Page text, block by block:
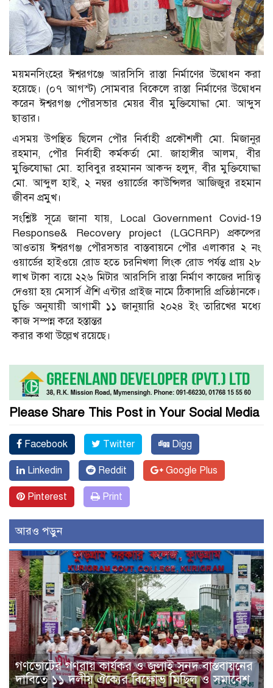
ময়মনসিংহের ঈশ্বরগঞ্জে আরসিসি রাস্তা নির্মাণের উদ্বোধন করা
হয়েছে। (০৭ আগস্ট) সোমবার বিকেলে রাস্তা নির্মাণের উদ্বোধন
করেন ঈশ্বরগঞ্জ পৌরসভার মেয়র বীর মুক্তিযোদ্ধা মো. আব্দুস
ছাত্তার।
এসময় উপস্থিত ছিলেন পৌর নির্বাহী প্রকৌশলী মো. মিজানুর
রহমান, পৌর নির্বাহী কর্মকর্তা মো. জাহাঙ্গীর আলম, বীর
মুক্তিযোদ্ধা মো. হাবিবুর রহমানন আকন্দ হলুদ, বীর মুক্তিযোদ্ধা
মো. আব্দুল হাই, ২ নম্বর ওয়ার্ডের কাউন্সিলর আজিজুর রহমান
জীবন প্রমুখ।
সংশ্লিষ্ট সূত্রে জানা যায়, Local Government Covid-19
Response& Recovery project (LGCRRP) প্রকল্পের
আওতায় ঈশ্বরগঞ্জ পৌরসভার বাস্তবায়নে পৌর এলাকার ২ নং
ওয়ার্ডের হাইওয়ে রোড হতে চরনিখলা লিংক রোড পর্যন্ত প্রায় ২৮
লাখ টাকা ব্যয়ে ২২৬ মিটার আরসিসি রাস্তা নির্মাণ কাজের দায়িত্ব
দেওয়া হয় মেসার্স ঐশি এন্টার প্রাইজ নামে ঠিকাদারি প্রতিষ্ঠানকে।
চুক্তি অনুযায়ী আগামী ১১ জানুয়ারি ২০২৪ ইং তারিখের মধ্যে
কাজ সম্পন্ন করে হস্তান্তর
করার কথা উল্লেখ রয়েছে।
Please Share This Post in Your Social Media
Facebook Twitter Digg
Linkedin Reddit Google Plus
Pinterest Print
আরও পড়ুন
গণভোটের গণরায় কার্যকর ও জুলাই সনদ বাস্তবায়নের
দাবিতে ১১ দলীয় ঐক্যের বিক্ষোভ মিছিল ও সমাবেশ